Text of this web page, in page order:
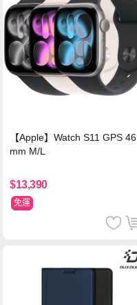
【Apple】Watch S11 GPS 46
mm M/L
$13,390
免運